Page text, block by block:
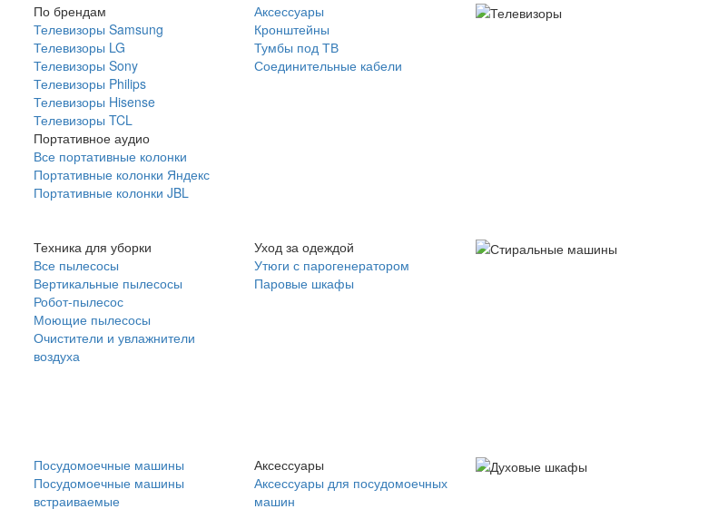
По брендам
Телевизоры Samsung
Телевизоры LG
Телевизоры Sony
Телевизоры Philips
Телевизоры Hisense
Телевизоры TCL
Портативное аудио
Все портативные колонки
Портативные колонки Яндекс
Портативные колонки JBL
Аксессуары
Кронштейны
Тумбы под ТВ
Соединительные кабели
Техника для уборки
Все пылесосы
Вертикальные пылесосы
Робот-пылесос
Моющие пылесосы
Очистители и увлажнители
воздуха
Уход за одеждой
Утюги с парогенератором
Паровые шкафы
Посудомоечные машины
Посудомоечные машины
встраиваемые
Аксессуары
Аксессуары для посудомоечных
машин